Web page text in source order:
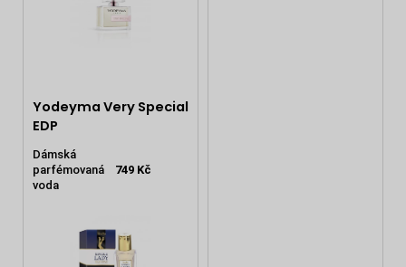
Yodeyma Very Special
EDP
Dámská
parfémovaná
voda
749 Kč